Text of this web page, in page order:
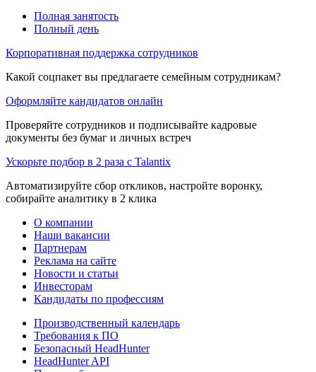
Полная занятость
Полный день
Корпоративная поддержка сотрудников
Какой соцпакет вы предлагаете семейным сотрудникам?
Оформляйте кандидатов онлайн
Проверяйте сотрудников и подписывайте кадровые
документы без бумаг и личных встреч
Ускорьте подбор в 2 раза с Talantix
Автоматизируйте сбор откликов, настройте воронку,
собирайте аналитику в 2 клика
О компании
Наши вакансии
Партнерам
Реклама на сайте
Новости и статьи
Инвесторам
Кандидаты по профессиям
Производственный календарь
Требования к ПО
Безопасный HeadHunter
HeadHunter API